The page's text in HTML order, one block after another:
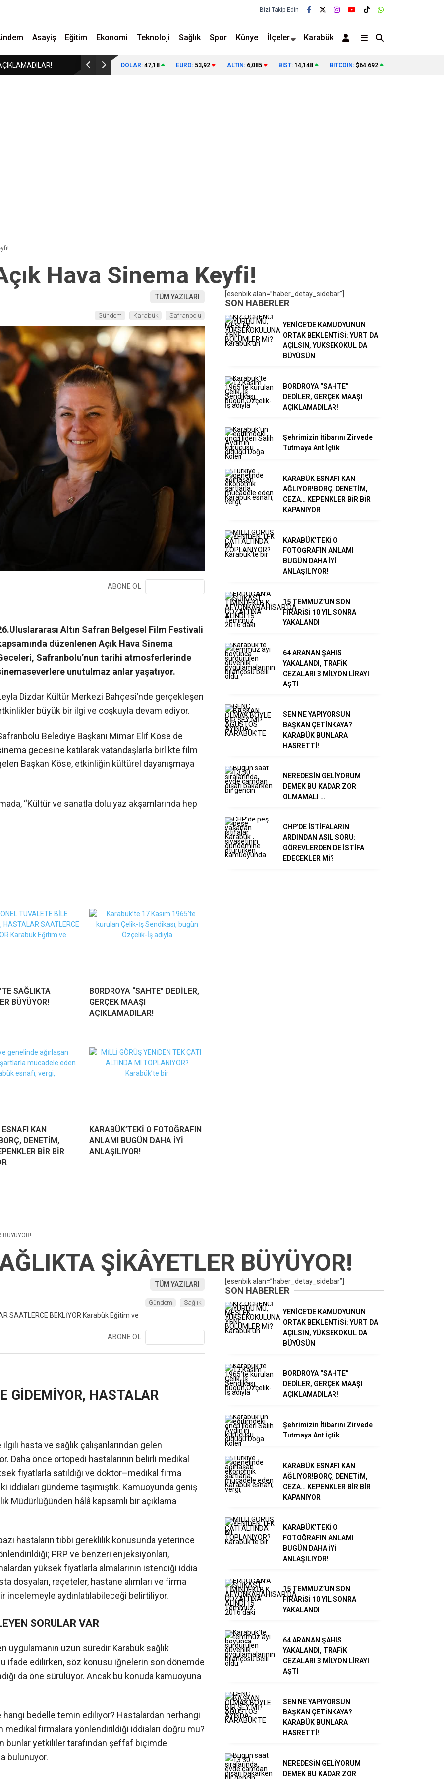
Bizi Takip Edin
Asayiş Eğitim Ekonomi Teknoloji Sağlık Spor Künye İlçeler Karabük
KARABÜK’TEKİ O FOTOĞRAFIN ANLAMI BUGÜN DAHA İYİ 15 TEMMUZ’UN SON FİRARİSİ 10 YIL SONRA
DOLAR: 47,18 EURO: 53,92 ALTIN: 6,085 BIST: 14,148 BITCOIN: $64.692
Hava Sinema Keyfi!
TÜM YAZILARI
Gündem Karabük Safranbolu
ABONE OL
Altın Safran Belgesel Film Festivali
düzenlenen Açık Hava Sinema
Safranbolu’nun tarihi atmosferlerinde
unutulmaz anlar yaşatıyor.
Dizdar Kültür Merkezi Bahçesi’nde gerçekleşen
büyük bir ilgi ve coşkuyla devam ediyor.
Belediye Başkanı Mimar Elif Köse de
gecesine katılarak vatandaşlarla birlikte film
Başkan Köse, etkinliğin kültürel dayanışmaya
“Kültür ve sanatla dolu yaz akşamlarında hep
SAĞLIKTA
BÜYÜYOR!
BORDROYA “SAHTE” DEDİLER,
GERÇEK MAAŞI
AÇIKLAMADILAR!
KAN
DENETİM,
BİR BİR
KARABÜK’TEKİ O FOTOĞRAFIN
ANLAMI BUGÜN DAHA İYİ
ANLAŞILIYOR!
[esenbik alan=”haber_detay_sidebar”]
SON HABERLER
YENİCE’DE KAMUOYUNUN
ORTAK BEKLENTİSİ: YURT DA
AÇILSIN, YÜKSEKOKUL DA
BÜYÜSÜN
BORDROYA “SAHTE”
DEDİLER, GERÇEK MAAŞI
AÇIKLAMADILAR!
Şehrimizin İtibarını Zirvede
Tutmaya Ant İçtik
KARABÜK ESNAFI KAN
AĞLIYOR!BORÇ, DENETİM,
CEZA… KEPENKLER BİR BİR
KAPANIYOR
KARABÜK’TEKİ O
FOTOĞRAFIN ANLAMI
BUGÜN DAHA İYİ
ANLAŞILIYOR!
15 TEMMUZ’UN SON
FİRARİSİ 10 YIL SONRA
YAKALANDI
64 ARANAN ŞAHIS
YAKALANDI, TRAFİK
CEZALARI 3 MİLYON LİRAYI
AŞTI
SEN NE YAPIYORSUN
BAŞKAN ÇETİNKAYA?
KARABÜK BUNLARA
HASRETTİ!
NEREDESİN GELİYORUM
DEMEK BU KADAR ZOR
OLMAMALI …
CHP’DE İSTİFALARIN
ARDINDAN ASIL SORU:
GÖREVLERDEN DE İSTİFA
EDECEKLER Mİ?
BÜYÜYOR!
ŞİKÂYETLER BÜYÜYOR!
TÜM YAZILARI
Gündem Sağlık
ABONE OL
GİDEMİYOR, HASTALAR
hasta ve sağlık çalışanlarından gelen
Daha önce ortopedi hastalarının belirli medikal
fiyatlarla satıldığı ve doktor–medikal firma
iddiaları gündeme taşımıştık. Kamuoyunda geniş
Müdürlüğünden hâlâ kapsamlı bir açıklama
hastaların tıbbi gereklilik konusunda yeterince
PRP ve benzeri enjeksiyonları,
yüksek fiyatlarla almalarının istendiği iddia
dosyaları, reçeteler, hastane alımları ve firma
incelemeyle aydınlatılabileceği belirtiliyor.
SORULAR VAR
uygulamanın uzun süredir Karabük sağlık
ifade edilirken, söz konusu iğnelerin son dönemde
da öne sürülüyor. Ancak bu konuda kamuoyuna
bedelle temin ediliyor? Hastalardan herhangi
medikal firmalara yönlendirildiği iddiaları doğru mu?
bunlar yetkililer tarafından şeffaf biçimde
bulunuyor.
[esenbik alan=”haber_detay_sidebar”]
SON HABERLER
YENİCE’DE KAMUOYUNUN
ORTAK BEKLENTİSİ: YURT DA
AÇILSIN, YÜKSEKOKUL DA
BÜYÜSÜN
BORDROYA “SAHTE”
DEDİLER, GERÇEK MAAŞI
AÇIKLAMADILAR!
Şehrimizin İtibarını Zirvede
Tutmaya Ant İçtik
KARABÜK ESNAFI KAN
AĞLIYOR!BORÇ, DENETİM,
CEZA… KEPENKLER BİR BİR
KAPANIYOR
KARABÜK’TEKİ O
FOTOĞRAFIN ANLAMI
BUGÜN DAHA İYİ
ANLAŞILIYOR!
15 TEMMUZ’UN SON
FİRARİSİ 10 YIL SONRA
YAKALANDI
64 ARANAN ŞAHIS
YAKALANDI, TRAFİK
CEZALARI 3 MİLYON LİRAYI
AŞTI
SEN NE YAPIYORSUN
BAŞKAN ÇETİNKAYA?
KARABÜK BUNLARA
HASRETTİ!
NEREDESİN GELİYORUM
DEMEK BU KADAR ZOR